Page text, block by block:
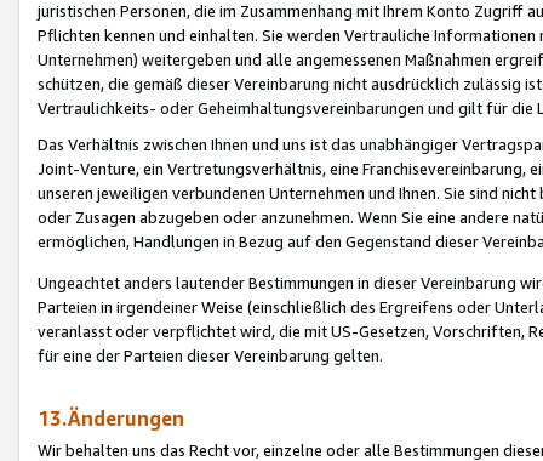
juristischen Personen, die im Zusammenhang mit Ihrem Konto
Pflichten kennen und einhalten. Sie werden Vertrauliche
Unternehmen) weitergeben und alle angemessenen Maßnahmen
schützen, die gemäß dieser Vereinbarung nicht ausdrücklich zulässig
Vertraulichkeits- oder Geheimhaltungsvereinbarungen und gilt für die
Das Verhältnis zwischen Ihnen und uns ist das unabhängiger
Joint-Venture, ein Vertretungsverhältnis, eine Franchisevereinbarung,
unseren jeweiligen verbundenen Unternehmen und Ihnen. Sie sind
oder Zusagen abzugeben oder anzunehmen. Wenn Sie eine andere
ermöglichen, Handlungen in Bezug auf den Gegenstand dieser
Ungeachtet anders lautender Bestimmungen in dieser Vereinbarung
Parteien in irgendeiner Weise (einschließlich des Ergreifens oder
veranlasst oder verpflichtet wird, die mit US-Gesetzen, Vorschriften,
für eine der Parteien dieser Vereinbarung gelten.
13.Änderungen
Wir behalten uns das Recht vor, einzelne oder alle Bestimmungen